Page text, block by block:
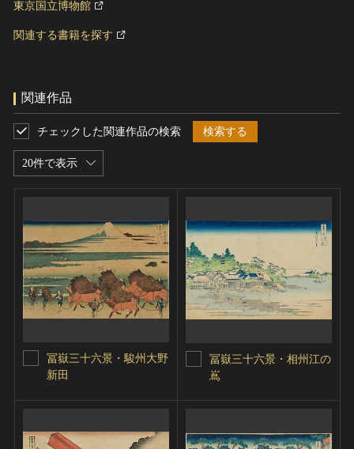
東京国立博物館
関連する書籍を探す
関連作品
20件で表示
チェックした関連作品の検索 検索する
冨嶽三十六景・駿州大野
新田
冨嶽三十六景・相州江の
嶌